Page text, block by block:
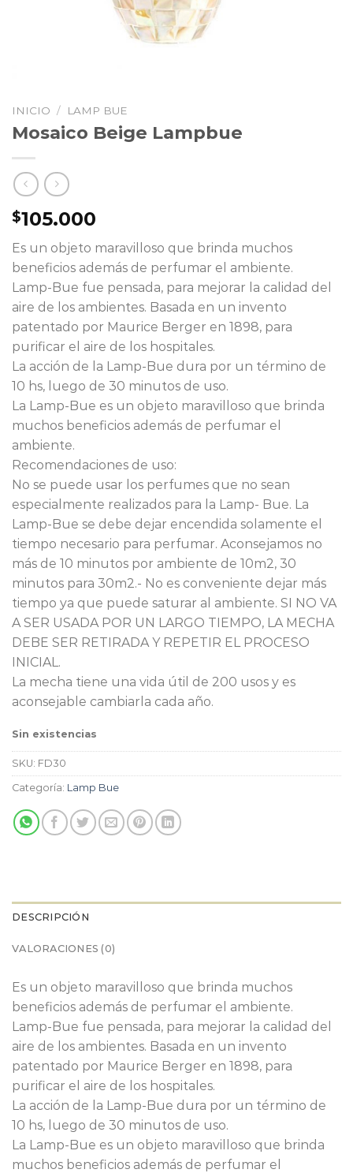
INICIO / LAMP BUE
Mosaico Beige Lampbue
$105.000
Es un objeto maravilloso que brinda muchos
beneficios además de perfumar el ambiente.
Lamp-Bue fue pensada, para mejorar la calidad del
aire de los ambientes. Basada en un invento
patentado por Maurice Berger en 1898, para
purificar el aire de los hospitales.
La acción de la Lamp-Bue dura por un término de
10 hs, luego de 30 minutos de uso.
La Lamp-Bue es un objeto maravilloso que brinda
muchos beneficios además de perfumar el
ambiente.
Recomendaciones de uso:
No se puede usar los perfumes que no sean
especialmente realizados para la Lamp- Bue. La
Lamp-Bue se debe dejar encendida solamente el
tiempo necesario para perfumar. Aconsejamos no
más de 10 minutos por ambiente de 10m2, 30
minutos para 30m2.- No es conveniente dejar más
tiempo ya que puede saturar al ambiente. SI NO VA
A SER USADA POR UN LARGO TIEMPO, LA MECHA
DEBE SER RETIRADA Y REPETIR EL PROCESO
INICIAL.
La mecha tiene una vida útil de 200 usos y es
aconsejable cambiarla cada año.
Sin existencias
SKU: FD30
Categoría: Lamp Bue
DESCRIPCIÓN
VALORACIONES (0)
Es un objeto maravilloso que brinda muchos
beneficios además de perfumar el ambiente.
Lamp-Bue fue pensada, para mejorar la calidad del
aire de los ambientes. Basada en un invento
patentado por Maurice Berger en 1898, para
purificar el aire de los hospitales.
La acción de la Lamp-Bue dura por un término de
10 hs, luego de 30 minutos de uso.
La Lamp-Bue es un objeto maravilloso que brinda
muchos beneficios además de perfumar el